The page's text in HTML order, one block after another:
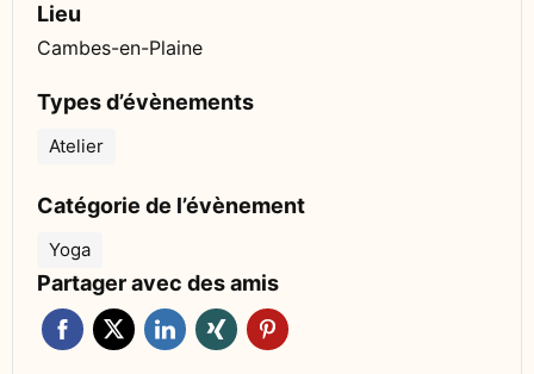
Lieu
Cambes-en-Plaine
Types d’évènements
Atelier
Catégorie de l’évènement
Yoga
Partager avec des amis